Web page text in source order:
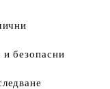
безопасни